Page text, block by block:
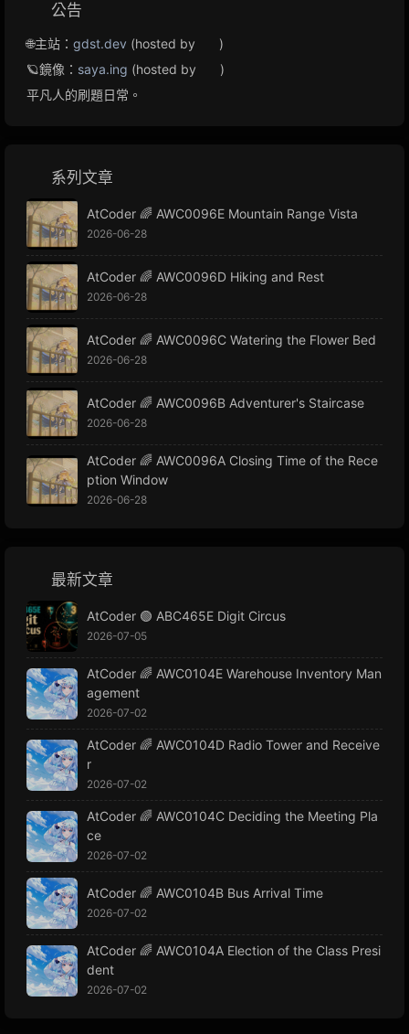
公告
🌐主站： gdst.dev (hosted by
)
🪐鏡像： saya.ing (hosted by
)
平凡人的刷題日常。
系列文章
AtCoder 🌈 AWC0096E Mountain Range Vista
2026-06-28
AtCoder 🌈 AWC0096D Hiking and Rest
2026-06-28
AtCoder 🌈 AWC0096C Watering the Flower Bed
2026-06-28
AtCoder 🌈 AWC0096B Adventurer's Staircase
2026-06-28
AtCoder 🌈 AWC0096A Closing Time of the Rece
ption Window
2026-06-28
最新文章
AtCoder 🟢 ABC465E Digit Circus
2026-07-05
AtCoder 🌈 AWC0104E Warehouse Inventory Man
agement
2026-07-02
AtCoder 🌈 AWC0104D Radio Tower and Receive
r
2026-07-02
AtCoder 🌈 AWC0104C Deciding the Meeting Pla
ce
2026-07-02
AtCoder 🌈 AWC0104B Bus Arrival Time
2026-07-02
AtCoder 🌈 AWC0104A Election of the Class Presi
dent
2026-07-02